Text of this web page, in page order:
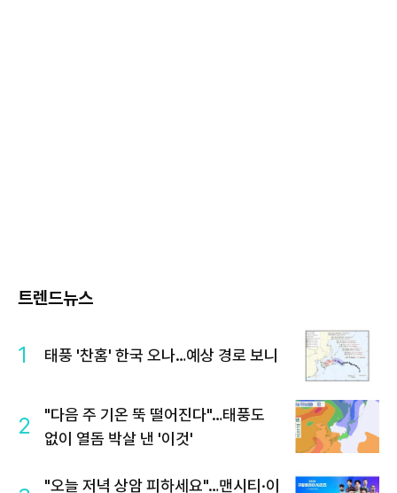
트렌드뉴스
1 태풍 '찬홈' 한국 오나…예상 경로 보니
2
"다음 주 기온 뚝 떨어진다"…태풍도
없이 열돔 박살 낸 '이것'
"오늘 저녁 상암 피하세요"…맨시티·이